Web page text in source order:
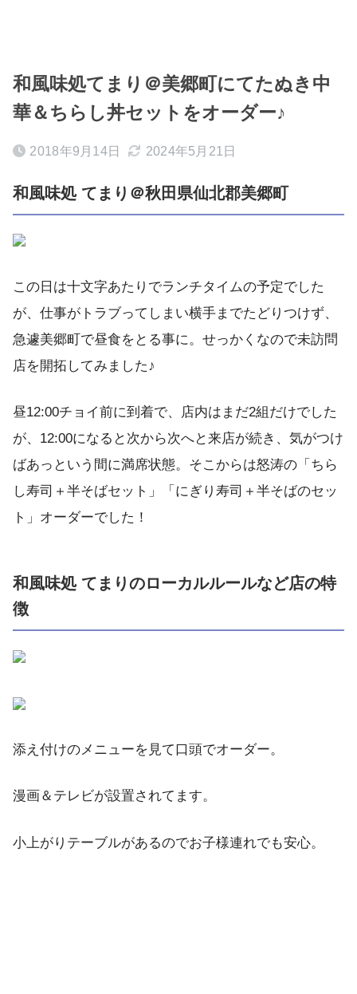
和風味処てまり＠美郷町にてたぬき中
華＆ちらし丼セットをオーダー♪
2018年9月14日 2024年5月21日
和風味処 てまり＠秋田県仙北郡美郷町
この日は十文字あたりでランチタイムの予定でした
が、仕事がトラブってしまい横手までたどりつけず、
急遽美郷町で昼食をとる事に。せっかくなので未訪問
店を開拓してみました♪
昼12:00チョイ前に到着で、店内はまだ2組だけでした
が、12:00になると次から次へと来店が続き、気がつけ
ばあっという間に満席状態。そこからは怒涛の「ちら
し寿司＋半そばセット」「にぎり寿司＋半そばのセッ
ト」オーダーでした！
和風味処 てまりのローカルルールなど店の特
徴
添え付けのメニューを見て口頭でオーダー。
漫画＆テレビが設置されてます。
小上がりテーブルがあるのでお子様連れでも安心。